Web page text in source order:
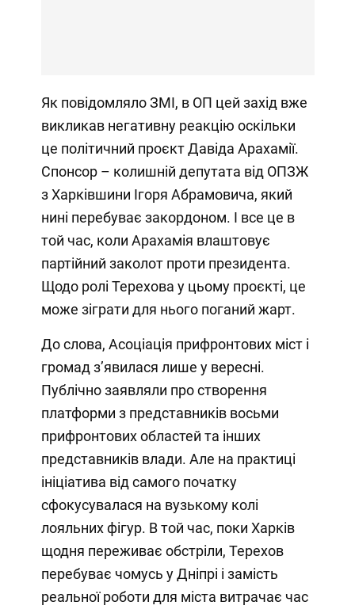
Як повідомляло ЗМІ, в ОП цей захід вже
викликав негативну реакцію оскільки
це політичний проєкт Давіда Арахамії.
Спонсор – колишній депутата від ОПЗЖ
з Харківшини Ігоря Абрамовича, який
нині перебуває закордоном. І все це в
той час, коли Арахамія влаштовує
партійний заколот проти президента.
Щодо ролі Терехова у цьому проєкті, це
може зіграти для нього поганий жарт.
До слова, Асоціація прифронтових міст і
громад з’явилася лише у вересні.
Публічно заявляли про створення
платформи з представників восьми
прифронтових областей та інших
представників влади. Але на практиці
ініціатива від самого початку
сфокусувалася на вузькому колі
лояльних фігур. В той час, поки Харків
щодня переживає обстріли, Терехов
перебуває чомусь у Дніпрі і замість
реальної роботи для міста витрачає час